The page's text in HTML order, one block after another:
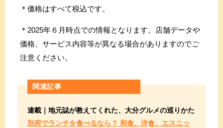
＊価格はすべて税込です。
＊2025年６月時点での情報となります。店舗データや
価格、サービス内容等が異なる場合がありますのでご
注意ください。
関連記事
連載｜地元誌が教えてくれた、大分グルメの巡りかた
別府でランチを食べるなら？ 和食、洋食、エスニッ